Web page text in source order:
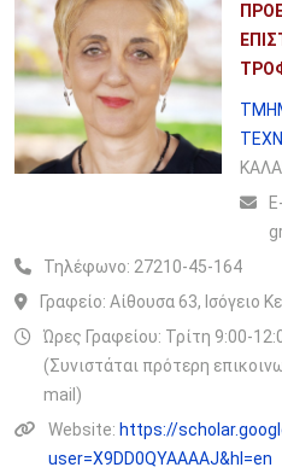
Τηλέφωνο: 27210-45-164
Γραφείο: Αίθουσα 63, Ισόγειο
Ώρες Γραφείου: Τρίτη 9:00-
(Συνιστάται πρότερη
mail)
Website: https://
user=X9DD0QYAAAAJ&hl=en